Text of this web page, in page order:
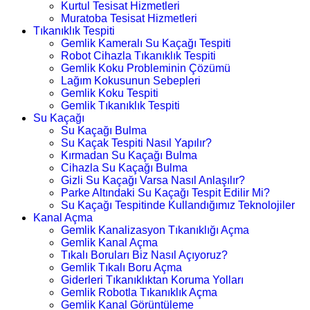
Kurtul Tesisat Hizmetleri
Muratoba Tesisat Hizmetleri
Tıkanıklık Tespiti
Gemlik Kameralı Su Kaçağı Tespiti
Robot Cihazla Tıkanıklık Tespiti
Gemlik Koku Probleminin Çözümü
Lağım Kokusunun Sebepleri
Gemlik Koku Tespiti
Gemlik Tıkanıklık Tespiti
Su Kaçağı
Su Kaçağı Bulma
Su Kaçak Tespiti Nasıl Yapılır?
Kırmadan Su Kaçağı Bulma
Cihazla Su Kaçağı Bulma
Gizli Su Kaçağı Varsa Nasıl Anlaşılır?
Parke Altındaki Su Kaçağı Tespit Edilir Mi?
Su Kaçağı Tespitinde Kullandığımız Teknolojiler
Kanal Açma
Gemlik Kanalizasyon Tıkanıklığı Açma
Gemlik Kanal Açma
Tıkalı Boruları Biz Nasıl Açıyoruz?
Gemlik Tıkalı Boru Açma
Giderleri Tıkanıklıktan Koruma Yolları
Gemlik Robotla Tıkanıklık Açma
Gemlik Kanal Görüntüleme